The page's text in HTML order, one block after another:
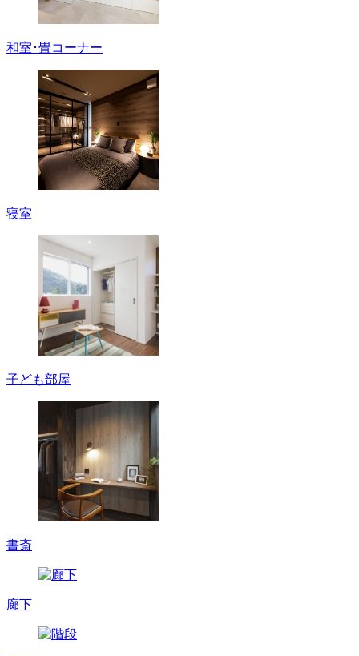
和室･畳コーナー
寝室
子ども部屋
書斎
廊下